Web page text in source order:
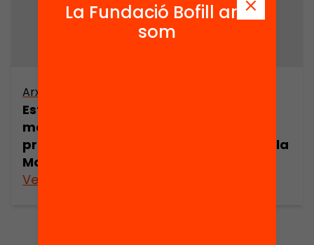
Arxiu
Estudi dels valors educatius de les
mares d’un grup de nens i del seu
procés d’adaptació escolar a l’Escola la
Montjoia
Veure’n més
La Fundació Bofill ara
som